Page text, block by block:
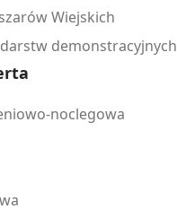
Wiejskich
demonstracyjnych
noclegowa